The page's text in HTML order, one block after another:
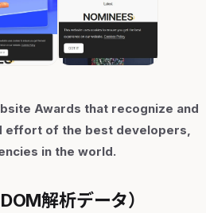
Awards that recognize and
effort of the best developers,
in the world.
解析データ）